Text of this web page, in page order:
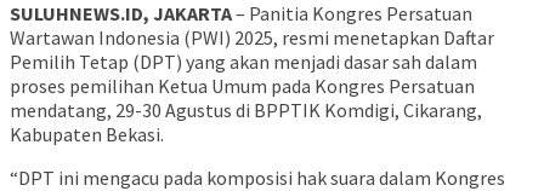
SULUHNEWS.ID, JAKARTA– Panitia Kongres Persatuan
Wartawan Indonesia (PWI) 2025, resmi menetapkan Daftar
Pemilih Tetap (DPT) yang akan menjadi dasar sah dalam
proses pemilihan Ketua Umum pada Kongres Persatuan
mendatang, 29-30 Agustus di BPPTIK Komdigi, Cikarang,
Kabupaten Bekasi.
“DPT ini mengacu pada komposisi hak suara dalam Kongres